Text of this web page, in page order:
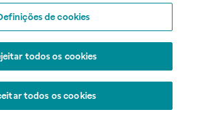
de cookies
todos os cookies
todos os cookies